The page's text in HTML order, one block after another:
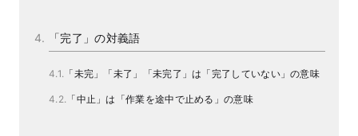
「完了」の対義語
「未完」「未了」「未完了」は「完了していない」の意味
「中止」は「作業を途中で止める」の意味